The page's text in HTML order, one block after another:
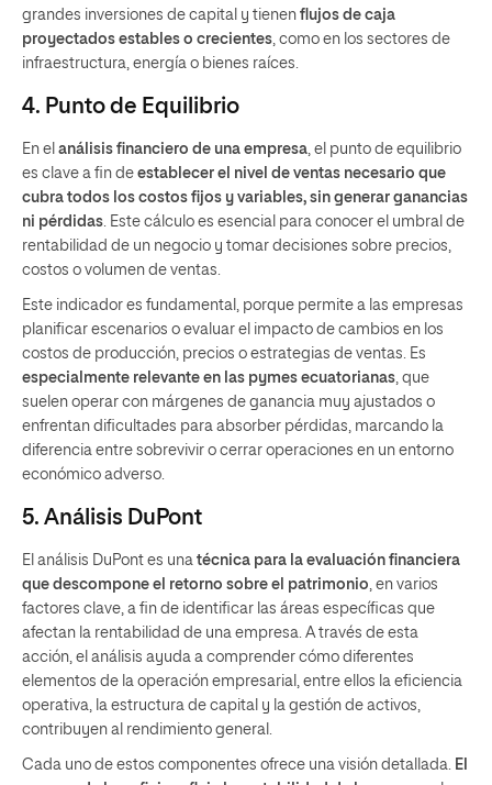
grandes inversiones de capital y tienen flujos de caja
proyectados estables o crecientes, como en los sectores de
infraestructura, energía o bienes raíces.
4. Punto de Equilibrio
En el análisis financiero de una empresa, el punto de equilibrio
es clave a fin de establecer el nivel de ventas necesario que
cubra todos los costos fijos y variables, sin generar ganancias
ni pérdidas. Este cálculo es esencial para conocer el umbral de
rentabilidad de un negocio y tomar decisiones sobre precios,
costos o volumen de ventas.
Este indicador es fundamental, porque permite a las empresas
planificar escenarios o evaluar el impacto de cambios en los
costos de producción, precios o estrategias de ventas. Es
especialmente relevante en las pymes ecuatorianas, que
suelen operar con márgenes de ganancia muy ajustados o
enfrentan dificultades para absorber pérdidas, marcando la
diferencia entre sobrevivir o cerrar operaciones en un entorno
económico adverso.
5. Análisis DuPont
El análisis DuPont es una técnica para la evaluación financiera
que descompone el retorno sobre el patrimonio, en varios
factores clave, a fin de identificar las áreas específicas que
afectan la rentabilidad de una empresa. A través de esta
acción, el análisis ayuda a comprender cómo diferentes
elementos de la operación empresarial, entre ellos la eficiencia
operativa, la estructura de capital y la gestión de activos,
contribuyen al rendimiento general.
Cada uno de estos componentes ofrece una visión detallada. El